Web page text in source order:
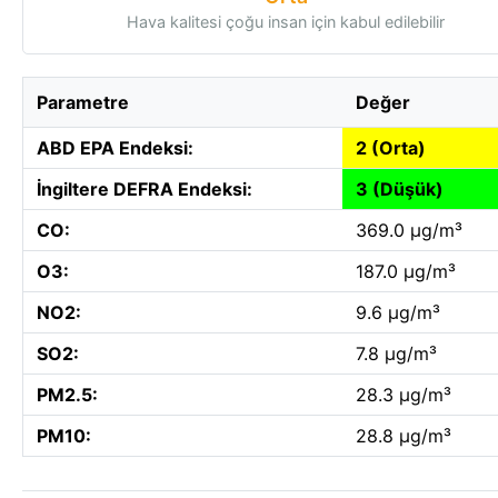
Hava kalitesi çoğu insan için kabul edilebilir
Parametre Değer
ABD EPA Endeksi:
2 (Orta)
İngiltere DEFRA Endeksi:
3 (Düşük)
CO:
369.0 µg/m³
O3:
187.0 µg/m³
NO2:
9.6 µg/m³
SO2:
7.8 µg/m³
PM2.5:
28.3 µg/m³
PM10:
28.8 µg/m³